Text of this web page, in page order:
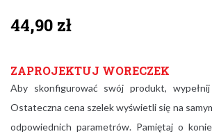
44,90 zł
ZAPROJEKTUJ WORECZEK
Aby skonfigurować swój produkt, wypełnij
Ostateczna cena szelek wyświetli się na
odpowiednich parametrów. Pamiętaj o